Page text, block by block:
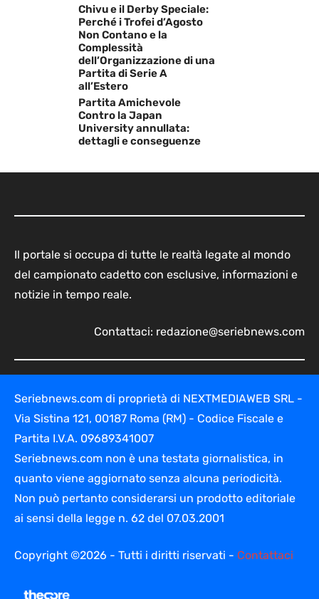
Chivu e il Derby Speciale:
Perché i Trofei d’Agosto
Non Contano e la
Complessità
dell’Organizzazione di una
Partita di Serie A
all’Estero
Partita Amichevole
Contro la Japan
University annullata:
dettagli e conseguenze
Il portale si occupa di tutte le realtà legate al mondo
del campionato cadetto con esclusive, informazioni e
notizie in tempo reale.
Contattaci: redazione@seriebnews.com
Seriebnews.com di proprietà di NEXTMEDIAWEB SRL -
Via Sistina 121, 00187 Roma (RM) - Codice Fiscale e
Partita I.V.A. 09689341007
Seriebnews.com non è una testata giornalistica, in
quanto viene aggiornato senza alcuna periodicità.
Non può pertanto considerarsi un prodotto editoriale
ai sensi della legge n. 62 del 07.03.2001
Copyright ©2026 - Tutti i diritti riservati - Contattaci